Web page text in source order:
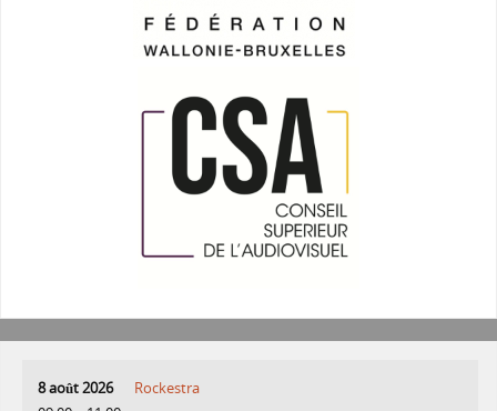
8 août 2026
Rockestra